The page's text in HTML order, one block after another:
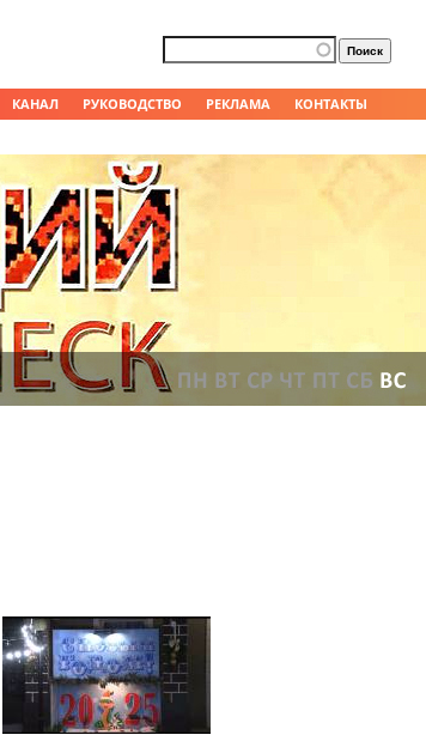
КАНАЛ РУКОВОДСТВО РЕКЛАМА КОНТАКТЫ
Форма поиска
Поиск